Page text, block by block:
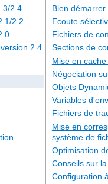
2.4
2.2
2.4
Bien démarrer
Ecoute
Fichiers de
Sections de
Mise en
Négociation
Objets
Variables
Fichiers de
Mise en
système de
Optimisation
Conseils sur
Configuration